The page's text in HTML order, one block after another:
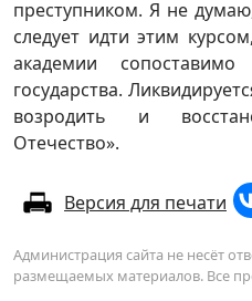
преступником. Я не
следует идти этим
академии
государства.
возродить и
Отечество».
Версия для печати
Администрация сайта не несёт
размещаемых материалов. Все